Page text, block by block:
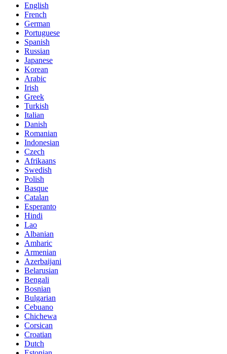
English
French
German
Portuguese
Spanish
Russian
Japanese
Korean
Arabic
Irish
Greek
Turkish
Italian
Danish
Romanian
Indonesian
Czech
Afrikaans
Swedish
Polish
Basque
Catalan
Esperanto
Hindi
Lao
Albanian
Amharic
Armenian
Azerbaijani
Belarusian
Bengali
Bosnian
Bulgarian
Cebuano
Chichewa
Corsican
Croatian
Dutch